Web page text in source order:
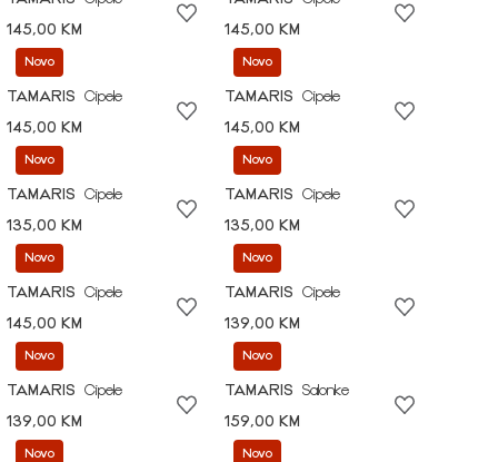
145,00 KM
145,00 KM
Novo
TAMARIS
Cipele
145,00 KM
Novo
TAMARIS
Cipele
145,00 KM
Novo
TAMARIS
Cipele
135,00 KM
Novo
TAMARIS
Cipele
135,00 KM
Novo
TAMARIS
Cipele
145,00 KM
Novo
TAMARIS
Cipele
139,00 KM
Novo
TAMARIS
Cipele
139,00 KM
Novo
TAMARIS
Salonke
159,00 KM
Novo Novo